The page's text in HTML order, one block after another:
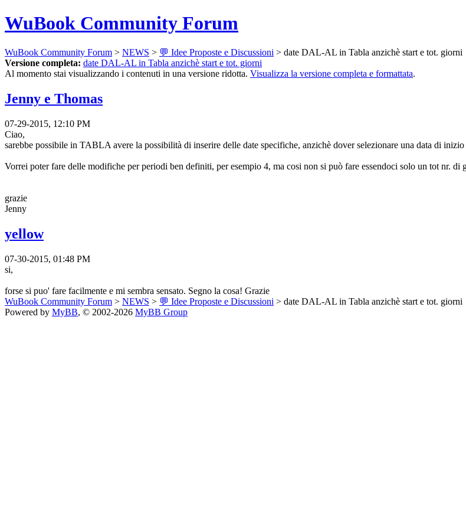
WuBook Community Forum
WuBook Community Forum > NEWS > 💬 Idee Proposte e Discussioni > date DAL-AL in Tabla anzichè start e tot. giorni
Versione completa: date DAL-AL in Tabla anzichè start e tot. giorni
Al momento stai visualizzando i contenuti in una versione ridotta. Visualizza la versione completa e formattata.
Jenny e Thomas
07-29-2015, 12:10 PM
Ciao,
sarebbe possibile in TABLA avere la possibilità di inserire delle date specifiche, anzichè dover selezionare una data di
Vorrei poter fare delle modifiche per periodi ben definiti, per esempio 4, ma cosi non si può fare essendoci solo un tot nr. di
grazie
Jenny
yellow
07-30-2015, 01:48 PM
si,
forse si puo' fare facilmente e mi sembra sensato. Segno la cosa! Grazie
WuBook Community Forum > NEWS > 💬 Idee Proposte e Discussioni > date DAL-AL in Tabla anzichè start e tot. giorni
Powered by MyBB, © 2002-2026 MyBB Group